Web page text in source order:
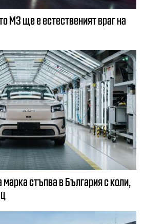
М3 ще е естественият враг на
стъпва в България с коли,